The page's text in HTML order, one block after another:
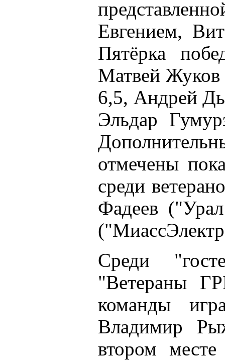
Евгением,
Пятёрка
Матвей
6,5, Андрей
Эльдар
отмечены
среди
Фадеев
Среди
"Ветераны
команды
Владимир
втором